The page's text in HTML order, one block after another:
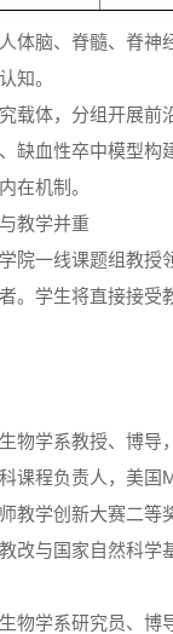
体脑、脊髓、脊神
知。
载体，分组开展前
缺血性卒中模型构
在机制。
教学并重
院一线课题组教授
。学生将直接接受
物学系教授、博
课程负责人，美国
教学创新大赛二等
改与国家自然科学
物学系研究员、